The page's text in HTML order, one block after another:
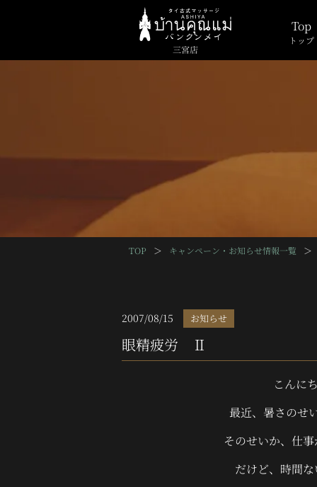
三宮店
Top
トップ
TOP ＞ キャンペーン・お知らせ情報一覧 ＞
2007/08/15 お知らせ
眼精疲労 Ⅱ
こん
最近、暑さの
そのせいか、仕
だけど、時間